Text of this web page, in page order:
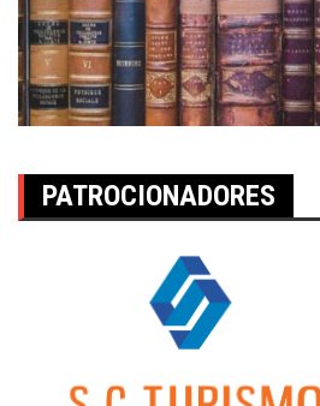
PATROCIONADORES